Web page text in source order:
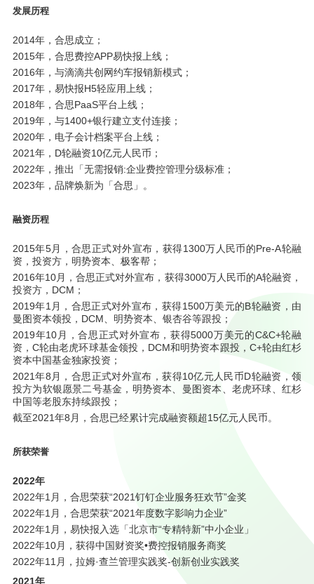
发展历程
2014年，合思成立；
2015年，合思费控APP易快报上线；
2016年，与滴滴共创网约车报销新模式；
2017年，易快报H5轻应用上线；
2018年，合思PaaS平台上线；
2019年，与1400+银行建立支付连接；
2020年，电子会计档案平台上线；
2021年，D轮融资10亿元人民币；
2022年，推出「无需报销:企业费控管理分级标准；
2023年，品牌焕新为「合思」。
融资历程
2015年5月，合思正式对外宣布，获得1300万人民币的Pre-A轮融
资，投资方，明势资本、极客帮；
2016年10月，合思正式对外宣布，获得3000万人民币的A轮融资，
投资方，DCM；
2019年1月，合思正式对外宣布，获得1500万美元的B轮融资，由
曼图资本领投，DCM、明势资本、银杏谷等跟投；
2019年10月，合思正式对外宣布，获得5000万美元的C&C+轮融
资，C轮由老虎环球基金领投，DCM和明势资本跟投，C+轮由红杉
资本中国基金独家投资；
2021年8月，合思正式对外宣布，获得10亿元人民币D轮融资，领
投方为软银愿景二号基金，明势资本、曼图资本、老虎环球、红杉
中国等老股东持续跟投；
截至2021年8月，合思已经累计完成融资额超15亿元人民币。
所获荣誉
2022年
2022年1月，合思荣获“2021钉钉企业服务狂欢节”金奖
2022年1月，合思荣获“2021年度数字影响力企业”
2022年1月，易快报入选「北京市“专精特新”中小企业」
2022年10月，获得中国财资奖•费控报销服务商奖
2022年11月，拉姆·查兰管理实践奖-创新创业实践奖
2021年